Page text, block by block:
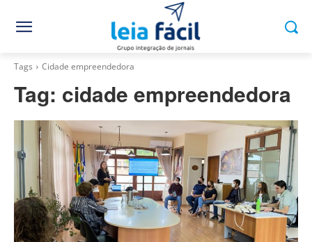
Tags Cidade empreendedora
Tag: cidade empreendedora